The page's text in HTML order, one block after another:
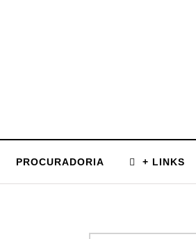
PROCURADORIA + LINKS